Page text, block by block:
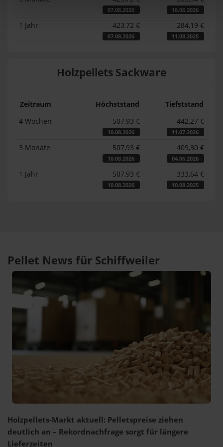
07.08.2026 18.06.2026
1 Jahr 423,72 €
07.08.2026
284,19 €
11.08.2025
Holzpellets Sackware
Zeitraum Höchststand
Tiefststand
4 Wochen
507,93 €
10.08.2026
442,27 €
11.07.2026
3 Monate 507,93 €
10.08.2026
409,30 €
04.06.2026
1 Jahr 507,93 €
10.08.2026
333,64 €
10.08.2025
Pellet News für Schiffweiler
Holzpellets-Markt aktuell: Pelletspreise ziehen
deutlich an – Rekordnachfrage sorgt für längere
Lieferzeiten